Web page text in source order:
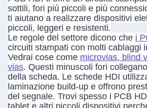
sottili, fori più piccoli e più
ti aiutano a realizzare dispositivi
piccoli, leggeri e resistenti.
Le regole del settore dicono che i
circuiti stampati con molti cablaggi
Vedrai cose come microvias, blind
vias. Questi minuscoli fori
della scheda. Le schede HDI
laminazione build-up e offrono
del segnale. Trovi spesso i PCB
tablet e altri piccoli dispositivi